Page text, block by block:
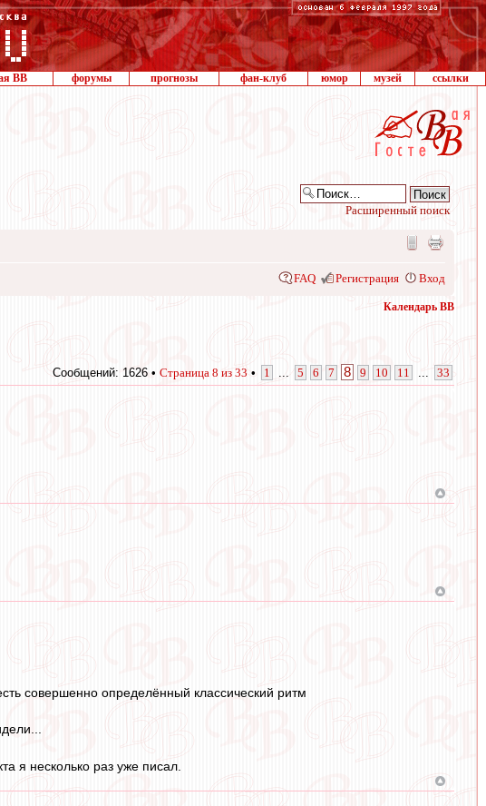
ВВ форумы прогнозы фан-клуб юмор музей ссылки
Расширенный поиск
FAQ Регистрация Вход
Календарь ВВ
Сообщений: 1626 • Страница 8 из 33 • 1 5 6 7 8 9 10 11 33
совершенно определённый классический ритм
я несколько раз уже писал.